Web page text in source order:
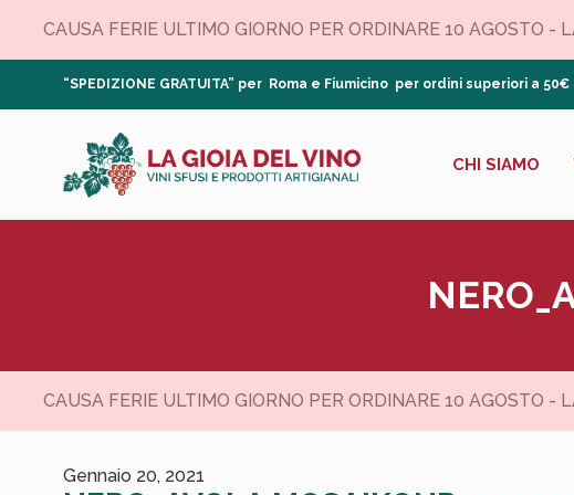
CAUSA FERIE ULTIMO GIORNO PER ORDINARE 10 AGOSTO
“SPEDIZIONE GRATUITA” per Roma e Fiumicino per ordini superiori a 50€
CHI SIAMO
CAUSA FERIE ULTIMO GIORNO PER ORDINARE 10 AGOSTO
Gennaio 20, 2021